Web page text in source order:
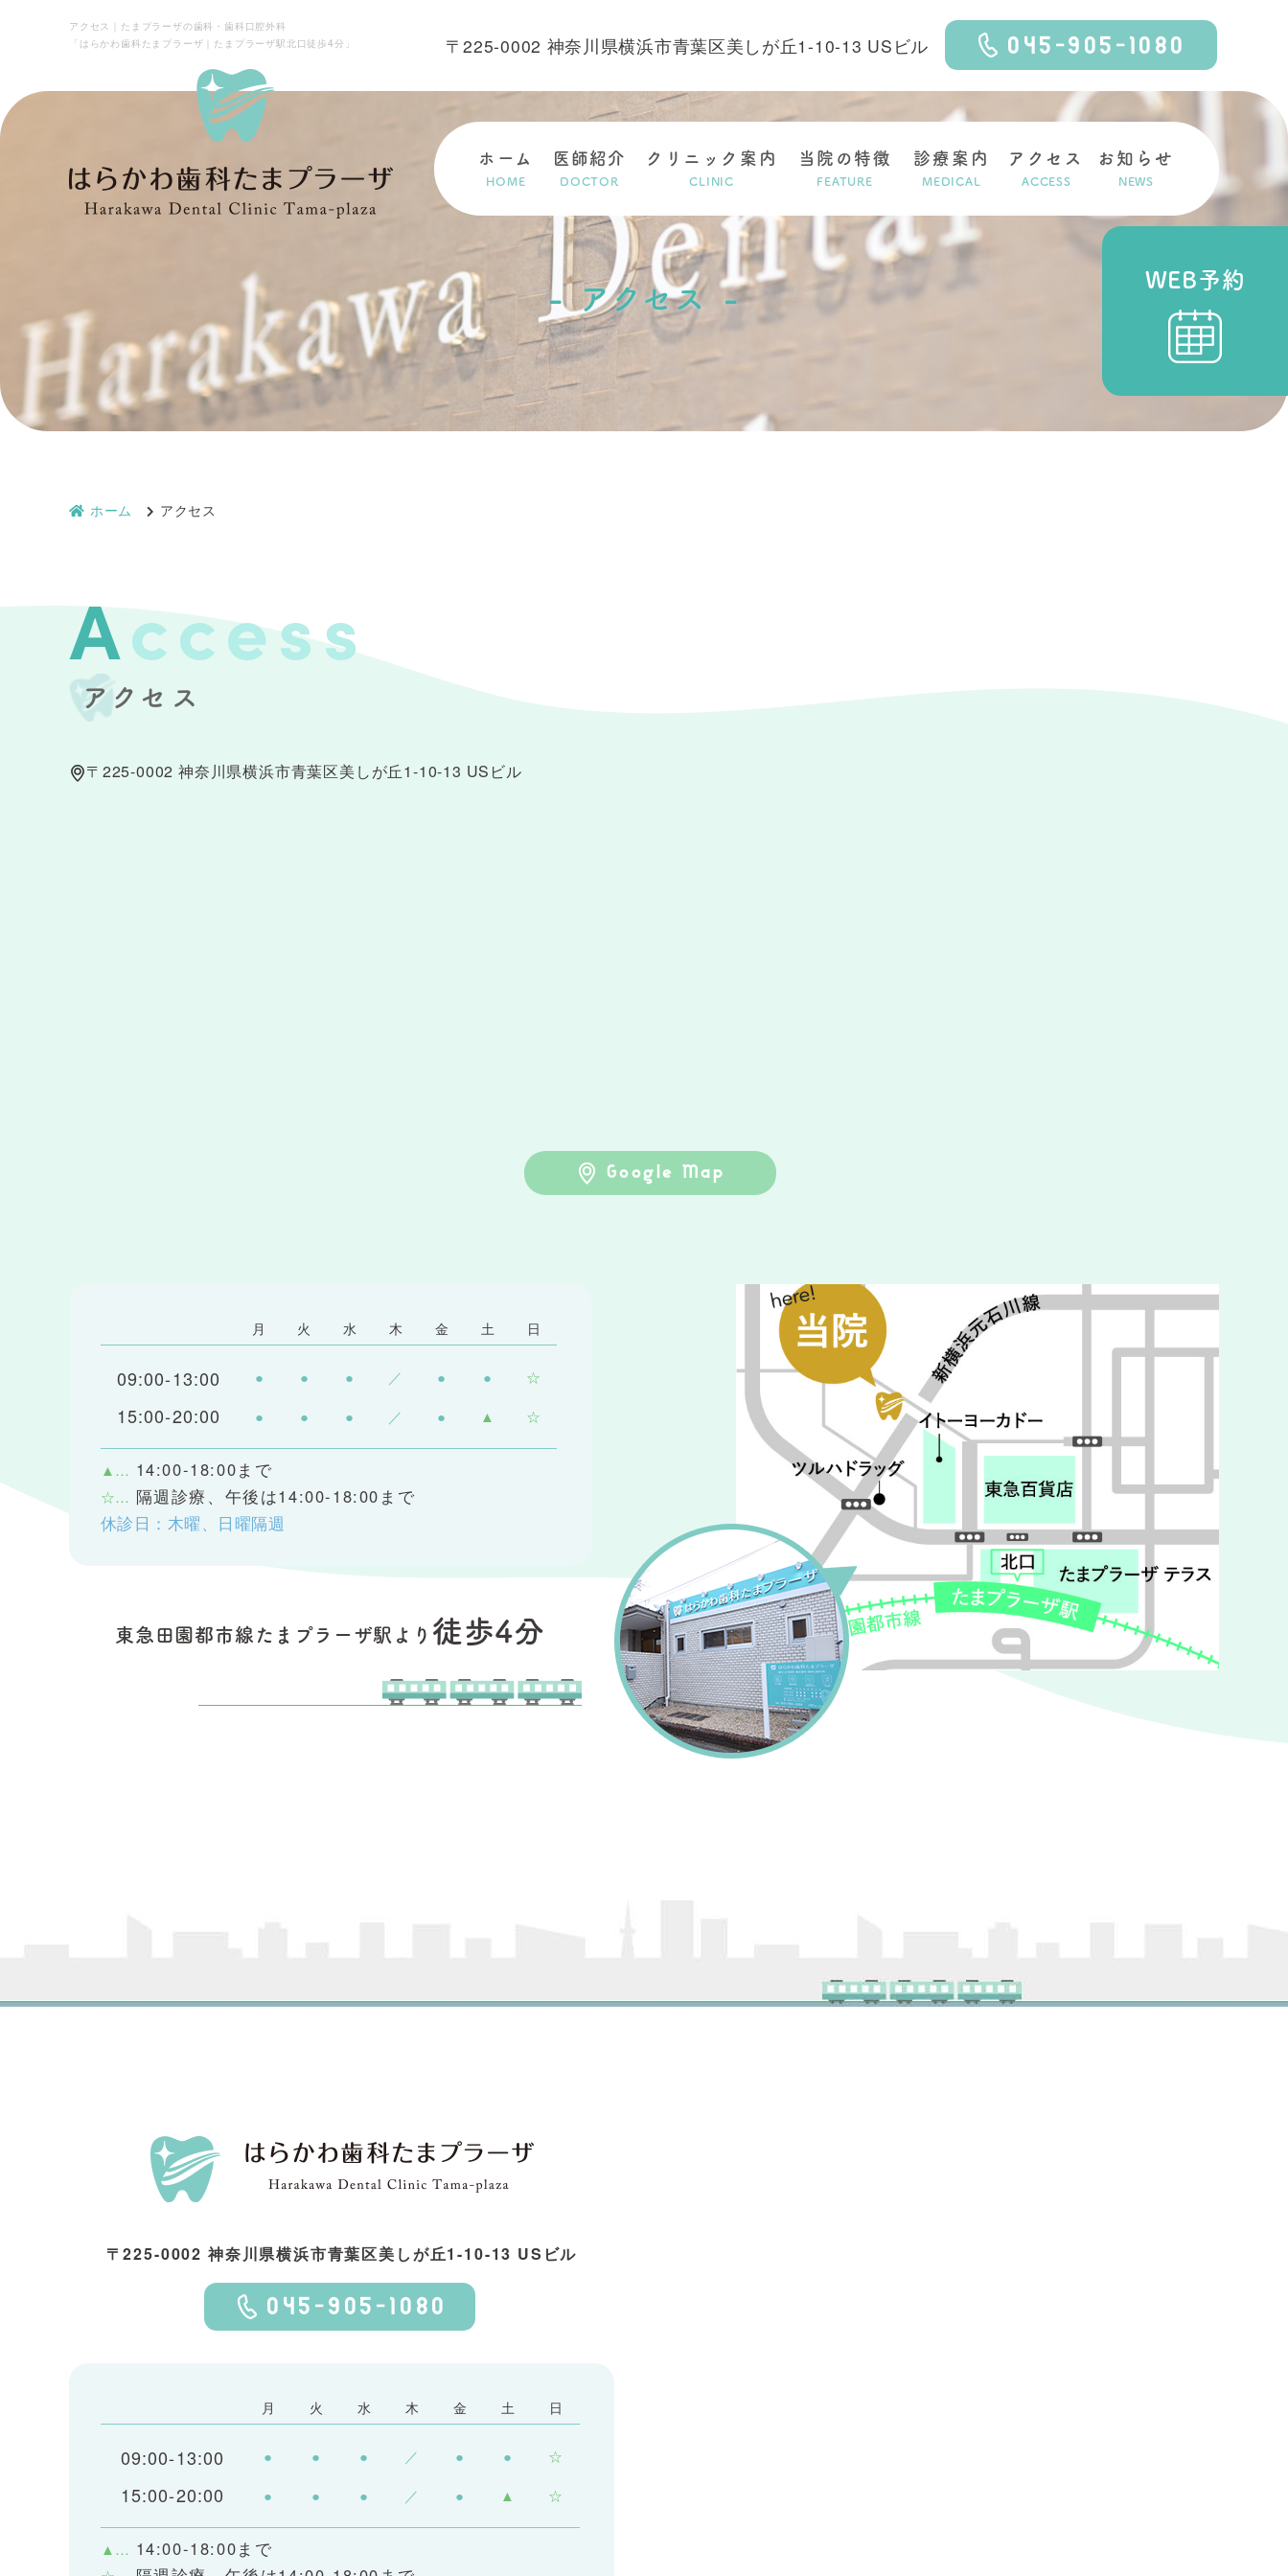
〒225-0002 神奈川県横浜市青葉区美しが丘1-10-13 USビル 045-905-1080
ホーム
HOME
医師紹介
DOCTOR
クリニック案内
CLINIC
当院の特徴
FEATURE
診療案内
MEDICAL
アクセス
ACCESS
お知らせ
NEWS
アクセス
WEB予約
アクセス｜たまプラーザの歯科・歯科口腔外科
「はらかわ歯科たまプラーザ｜たまプラーザ駅北口徒歩4分」
ホーム アクセス
Access
アクセス
〒225-0002 神奈川県横浜市青葉区美しが丘1-10-13 USビル
Google Map
月 火 水 木 金 土 日
09:00-13:00 ● ● ● ／ ● ● ☆
15:00-20:00 ● ● ● ／ ● ▲ ☆
▲… 14:00-18:00まで
☆… 隔週診療、午後は14:00-18:00まで
休診日：木曜、日曜隔週
東急田園都市線たまプラーザ駅 より 徒歩4分
〒225-0002 神奈川県横浜市青葉区美しが丘1-10-13 USビル
045-905-1080
月 火 水 木 金 土 日
09:00-13:00 ● ● ● ／ ● ● ☆
15:00-20:00 ● ● ● ／ ● ▲ ☆
▲… 14:00-18:00まで